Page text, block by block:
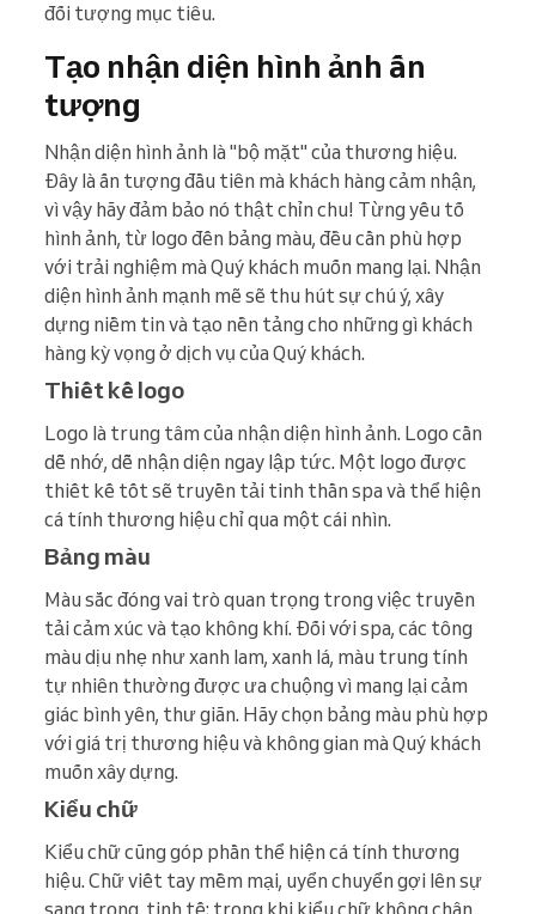
đối tượng mục tiêu.
Tạo nhận diện hình ảnh ấn
tượng
Nhận diện hình ảnh là "bộ mặt" của thương hiệu.
Đây là ấn tượng đầu tiên mà khách hàng cảm nhận,
vì vậy hãy đảm bảo nó thật chỉn chu! Từng yếu tố
hình ảnh, từ logo đến bảng màu, đều cần phù hợp
với trải nghiệm mà Quý khách muốn mang lại. Nhận
diện hình ảnh mạnh mẽ sẽ thu hút sự chú ý, xây
dựng niềm tin và tạo nền tảng cho những gì khách
hàng kỳ vọng ở dịch vụ của Quý khách.
Thiết kế logo
Logo là trung tâm của nhận diện hình ảnh. Logo cần
dễ nhớ, dễ nhận diện ngay lập tức. Một logo được
thiết kế tốt sẽ truyền tải tinh thần spa và thể hiện
cá tính thương hiệu chỉ qua một cái nhìn.
Bảng màu
Màu sắc đóng vai trò quan trọng trong việc truyền
tải cảm xúc và tạo không khí. Đối với spa, các tông
màu dịu nhẹ như xanh lam, xanh lá, màu trung tính
tự nhiên thường được ưa chuộng vì mang lại cảm
giác bình yên, thư giãn. Hãy chọn bảng màu phù hợp
với giá trị thương hiệu và không gian mà Quý khách
muốn xây dựng.
Kiểu chữ
Kiểu chữ cũng góp phần thể hiện cá tính thương
hiệu. Chữ viết tay mềm mại, uyển chuyển gợi lên sự